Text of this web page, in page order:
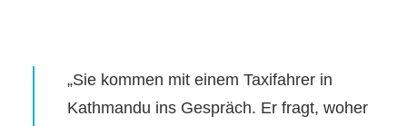
„Sie kommen mit einem Taxifahrer in
Kathmandu ins Gespräch. Er fragt, woher